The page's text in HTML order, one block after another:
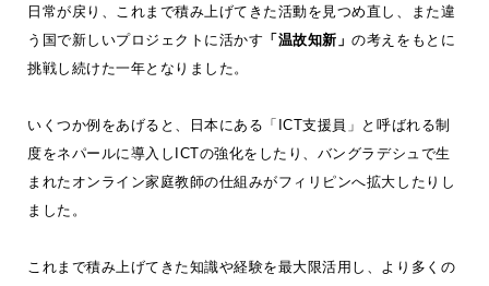
日常が戻り、これまで積み上げてきた活動を見つめ直し、また違
う国で新しいプロジェクトに活かす 「温故知新」の考えをもとに
挑戦し続けた一年となりました。
いくつか例をあげると、日本にある「ICT支援員」と呼ばれる制
度をネパールに導入しICTの強化をしたり、バングラデシュで生
まれたオンライン家庭教師の仕組みがフィリピンへ拡大したりし
ました。
これまで積み上げてきた知識や経験を最大限活用し、より多くの